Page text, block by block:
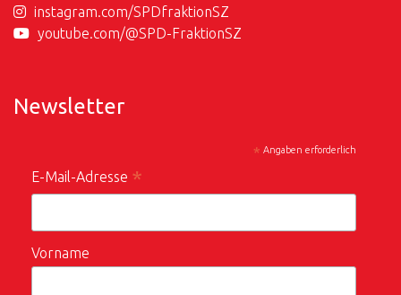
instagram.com/SPDfraktionSZ
youtube.com/@SPD-FraktionSZ
Newsletter
* Angaben erforderlich
E-Mail-Adresse *
Vorname